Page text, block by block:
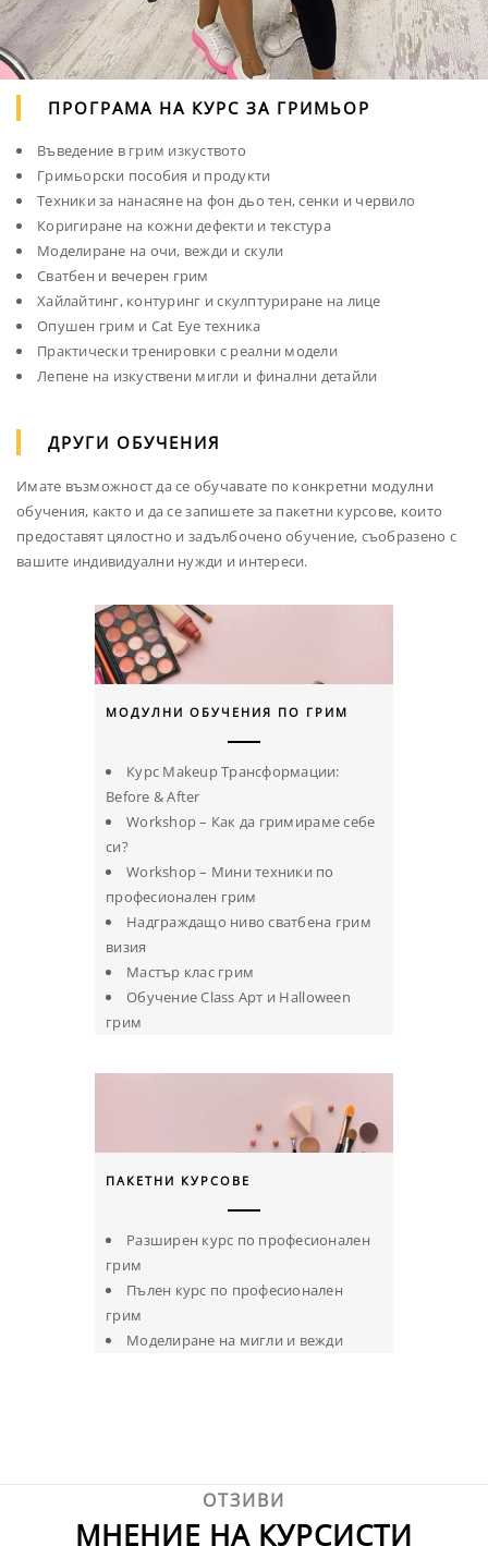
ПРОГРАМА НА КУРС ЗА ГРИМЬОР
Въведение в грим изкуството
Гримьорски пособия и продукти
Техники за нанасяне на фон дьо тен, сенки и червило
Коригиране на кожни дефекти и текстура
Моделиране на очи, вежди и скули
Сватбен и вечерен грим
Хайлайтинг, контуринг и скулптуриране на лице
Опушен грим и Cat Eye техника
Практически тренировки с реални модели
Лепене на изкуствени мигли и финални детайли
ДРУГИ ОБУЧЕНИЯ
Имате възможност да се обучавате по конкретни модулни
обучения, както и да се запишете за пакетни курсове, които
предоставят цялостно и задълбочено обучение, съобразено с
вашите индивидуални нужди и интереси.
МОДУЛНИ ОБУЧЕНИЯ ПО ГРИМ
Курс Makeup Трансформации:
Before & After
Workshop – Как да гримираме себе
си?
Workshop – Мини техники по
професионален грим
Надграждащо ниво сватбена грим
визия
Мастър клас грим
Обучение Class Арт и Halloween
грим
ПАКЕТНИ КУРСОВЕ
Разширен курс по професионален
грим
Пълен курс по професионален
грим
Моделиране на мигли и вежди
ОТЗИВИ
МНЕНИЕ НА КУРСИСТИ